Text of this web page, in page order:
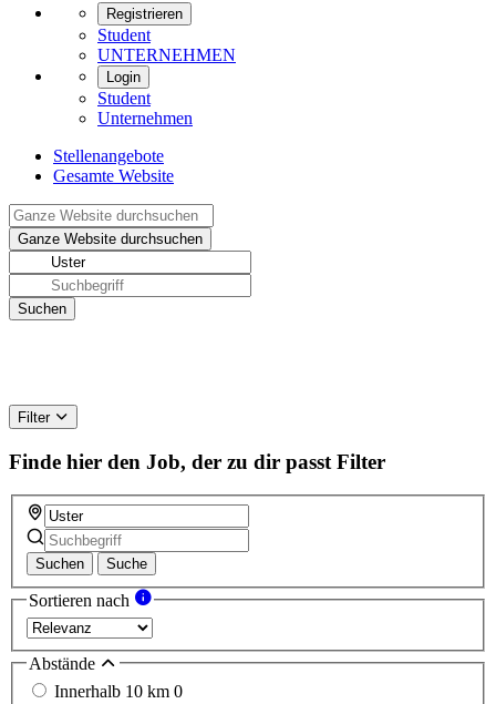
Registrieren
Student
UNTERNEHMEN
Login
Student
Unternehmen
Stellenangebote
Gesamte Website
Filter
Finde hier den Job, der zu dir passt Filter
Suchen Suche
Sortieren nach
Abstände
Innerhalb 10 km 0